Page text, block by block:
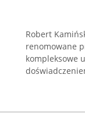
Robert
renomowane
kompleksowe